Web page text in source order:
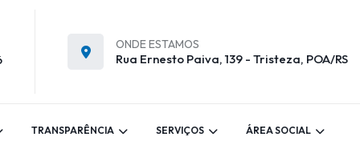
ONDE ESTAMOS
Rua Ernesto Paiva, 139 - Tristeza, POA/RS
TRANSPARÊNCIA SERVIÇOS ÁREA SOCIAL